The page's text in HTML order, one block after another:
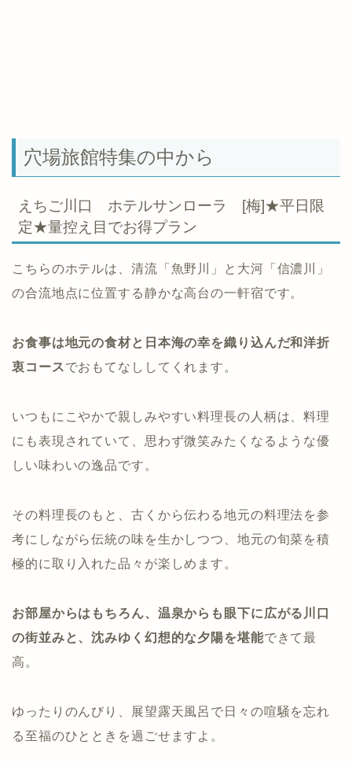
穴場旅館特集の中から
えちご川口 ホテルサンローラ [梅]★平日限
定★量控え目でお得プラン
こちらのホテルは、清流「魚野川」と大河「信濃川」
の合流地点に位置する静かな高台の一軒宿です。
お食事は地元の食材と日本海の幸を織り込んだ和洋折
衷コースでおもてなししてくれます。
いつもにこやかで親しみやすい料理長の人柄は、料理
にも表現されていて、思わず微笑みたくなるような優
しい味わいの逸品です。
その料理長のもと、古くから伝わる地元の料理法を参
考にしながら伝統の味を生かしつつ、地元の旬菜を積
極的に取り入れた品々が楽しめます。
お部屋からはもちろん、温泉からも眼下に広がる川口
の街並みと、沈みゆく幻想的な夕陽を堪能できて最
高。
ゆったりのんびり、展望露天風呂で日々の喧騒を忘れ
る至福のひとときを過ごせますよ。